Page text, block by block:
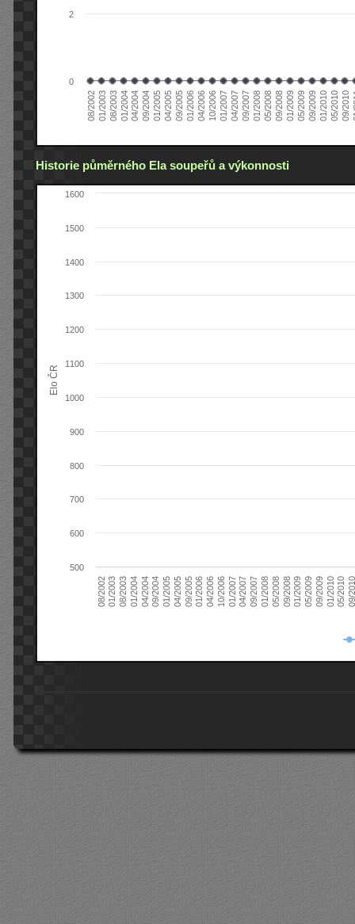
08/200201/200308/200301/200404/200409/200401/200504/200509/200501/200604/200610/200601/200704/200709/200701/200805/200809/200801/200905/200909/200901/201005/201009/2010
0
2
Historie půměrného Ela soupeřů a výkonnosti
Elo ČR
08/200201/200308/200301/200404/200409/200401/200504/200509/200501/200604/200610/200601/200704/200709/200701/200805/200809/200801/200905/200909/200901/201005/201009/
500
600
700
800
900
1000
1100
1200
1300
1400
1500
1600